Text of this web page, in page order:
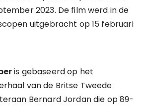
2023. De film werd in de
uitgebracht op 15 februari
is gebaseerd op het
van de Britse Tweede
Bernard Jordan die op 89-